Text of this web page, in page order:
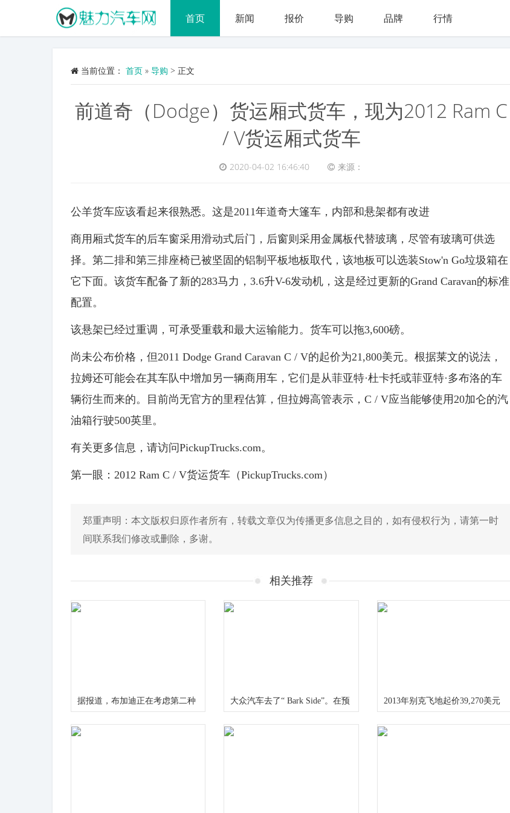
首页 新闻 报价 导购 品牌 行情
当前位置： 首页 » 导购 > 正文
前道奇（Dodge）货运厢式货车，现为2012 Ram C
/ V货运厢式货车
2020-04-02 16:46:40 来源：
公羊货车应该看起来很熟悉。这是2011年道奇大篷车，内部和悬架都有改进
商用厢式货车的后车窗采用滑动式后门，后窗则采用金属板代替玻璃，尽管有玻璃可供选
择。第二排和第三排座椅已被坚固的铝制平板地板取代，该地板可以选装Stow'n Go垃圾箱在
它下面。该货车配备了新的283马力，3.6升V-6发动机，这是经过更新的Grand Caravan的标准
配置。
该悬架已经过重调，可承受重载和最大运输能力。货车可以拖3,600磅。
尚未公布价格，但2011 Dodge Grand Caravan C / V的起价为21,800美元。根据莱文的说法，
拉姆还可能会在其车队中增加另一辆商用车，它们是从菲亚特·杜卡托或菲亚特·多布洛的车
辆衍生而来的。目前尚无官方的里程估算，但拉姆高管表示，C / V应当能够使用20加仑的汽
油箱行驶500英里。
有关更多信息，请访问PickupTrucks.com。
第一眼：2012 Ram C / V货运货车（PickupTrucks.com）
郑重声明：本文版权归原作者所有，转载文章仅为传播更多信息之目的，如有侵权行为，请第一时
间联系我们修改或删除，多谢。
相关推荐
据报道，布加迪正在考虑第二种 大众汽车去了“ Bark Side”。在预 2013年别克飞地起价39,270美元